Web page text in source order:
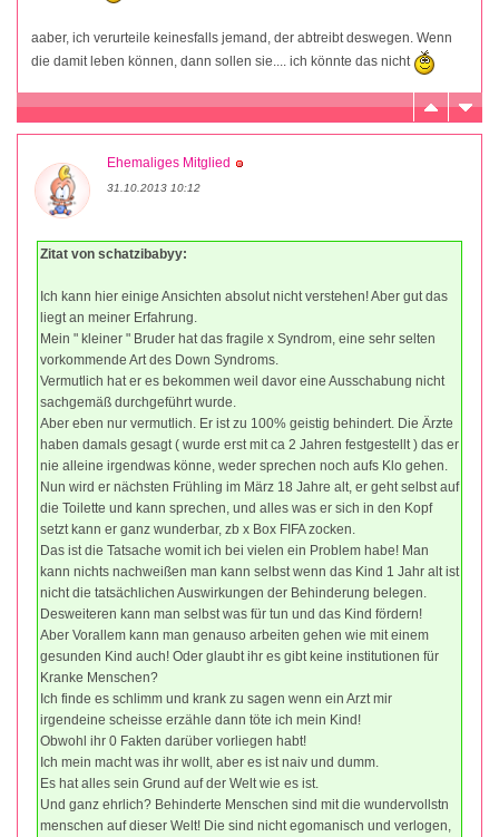
aaber, ich verurteile keinesfalls jemand, der abtreibt deswegen. Wenn
die damit leben können, dann sollen sie.... ich könnte das nicht
Ehemaliges Mitglied
31.10.2013 10:12
Zitat von schatzibabyy:
Ich kann hier einige Ansichten absolut nicht verstehen! Aber gut das
liegt an meiner Erfahrung.
Mein " kleiner " Bruder hat das fragile x Syndrom, eine sehr selten
vorkommende Art des Down Syndroms.
Vermutlich hat er es bekommen weil davor eine Ausschabung nicht
sachgemäß durchgeführt wurde.
Aber eben nur vermutlich. Er ist zu 100% geistig behindert. Die Ärzte
haben damals gesagt ( wurde erst mit ca 2 Jahren festgestellt ) das er
nie alleine irgendwas könne, weder sprechen noch aufs Klo gehen.
Nun wird er nächsten Frühling im März 18 Jahre alt, er geht selbst auf
die Toilette und kann sprechen, und alles was er sich in den Kopf
setzt kann er ganz wunderbar, zb x Box FIFA zocken.
Das ist die Tatsache womit ich bei vielen ein Problem habe! Man
kann nichts nachweißen man kann selbst wenn das Kind 1 Jahr alt ist
nicht die tatsächlichen Auswirkungen der Behinderung belegen.
Desweiteren kann man selbst was für tun und das Kind fördern!
Aber Vorallem kann man genauso arbeiten gehen wie mit einem
gesunden Kind auch! Oder glaubt ihr es gibt keine institutionen für
Kranke Menschen?
Ich finde es schlimm und krank zu sagen wenn ein Arzt mir
irgendeine scheisse erzähle dann töte ich mein Kind!
Obwohl ihr 0 Fakten darüber vorliegen habt!
Ich mein macht was ihr wollt, aber es ist naiv und dumm.
Es hat alles sein Grund auf der Welt wie es ist.
Und ganz ehrlich? Behinderte Menschen sind mit die wundervollstn
menschen auf dieser Welt! Die sind nicht egomanisch und verlogen,